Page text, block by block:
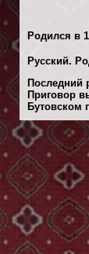
Родился в
Русский.
Последний
Приговор
Бутовском